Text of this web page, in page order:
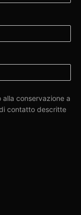
conservazione a
contatto descritte